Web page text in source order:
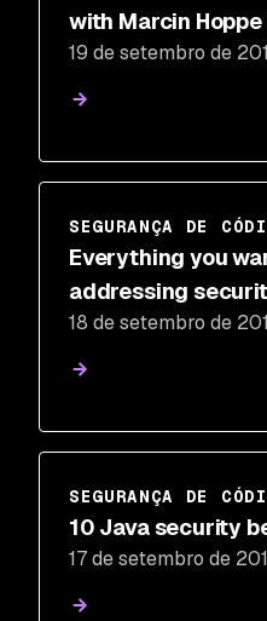
with Marcin
19 de setembro de
SEGURANÇA DE
Everything you
addressing
Linux-based
18 de setembro de
SEGURANÇA DE
10 Java security
17 de setembro de